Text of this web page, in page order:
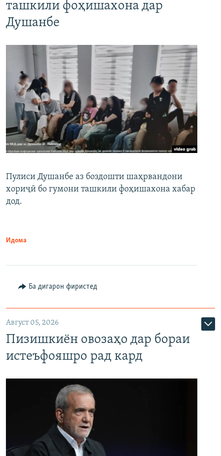
ташкили фоҳишахона дар
Душанбе
Пулиси Душанбе аз боздошти шаҳрвандони
хориҷӣ бо гумони ташкили фоҳишахона хабар
дод.
Идома
Ба дигарон фиристед
Август 05, 2026
Пизишкиён овозаҳо дар бораи
истеъфояшро рад кард